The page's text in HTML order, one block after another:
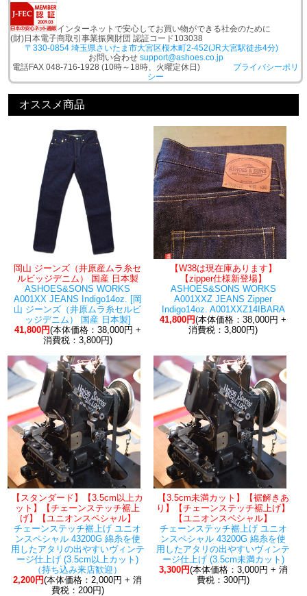
インターネットで安心してお買い物ができる社会のために
(財)日本電子商取引事業振興財団 認証コード103038
〒330-0854 埼玉県さいたま市大宮区桜木町2-452(JR大宮駅徒歩4分)
お問い合わせ support@ashoes.co.jp
電話FAX 048-716-1928 (10時～18時、火曜定休日) プライバシーポリ
シー
オススメ商品
岡山 ジーンズ（井原産ムラ糸セ
ルビッジデニム） 国産 日本製
ASHOES&SONS WORKS
A001XX JEANS Indigo14oz. [岡
山 ジーンズ（井原ムラ糸セルビ
ッジデニム） 国産 日本製]
41,800円(本体価格：38,000円 +
消費税：3,800円)
【W38は現在庫あります】
【zipper仕様新登場】
ASHOES&SONS WORKS
A001XXZ JEANS Zipper
Indigo14oz. A001XXZ14IBARA
41,800円(本体価格：38,000円 +
消費税：3,800円)
【スタンダード】【3.5cm以上カ
ット】【チェーンステッチ裾上
げ】【ユニオンスペシャル】
チェーンステッチ裾上げ ユニオ
ンスペシャル 43200G 綿糸を使
用したアタリの出やすいヴィンテ
ージ仕上げ (3.5cm以上カット)
（持ち込み来店歓迎）
2,200円(本体価格：2,000円 + 消
費税：200円)
【3.5cm未満カット】【裾解きあ
り】【チェーンステッチ裾上げ】
【ユニオンスペシャル】
チェーンステッチ裾上げ ユニオ
ンスペシャル 43200G 綿糸を使
用したアタリの出やすいヴィンテ
ージ仕上げ (3.5cm未満カット)
3,300円(本体価格：3,000円 + 消
費税：300円)